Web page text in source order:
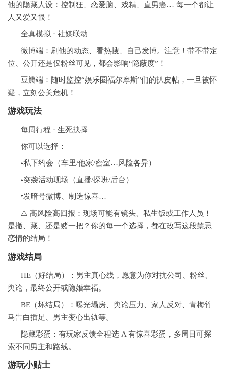
他的隐藏人设：控制狂、恋爱脑、戏精、直男癌… 每一个都让
人又爱又恨！
全真模拟 · 社媒联动
微博端：刷他的动态、看热搜、自己发博。注意！带不带定
位、公开还是仅粉丝可见，都会影响“隐蔽度”！
豆瓣端：随时监控“娱乐圈福尔摩斯”们的扒皮帖，一旦被怀
疑，立刻公关危机！
游戏玩法
每周行程 · 生死抉择
你可以选择：
▫️私下约会（车里/他家/密室…风险各异）
▫️突袭活动现场（直播/探班/后台）
▫️发暗号微博、制造惊喜…
⚠️ 高风险高回报：现场可能有镜头、私生饭或工作人员！
是撤、藏、还是赌一把？你的每一个选择，都在改写这段禁忌
恋情的结局！
游戏结局
HE（好结局）：男主真心线，愿意为你对抗公司、粉丝、
舆论，最终公开或隐婚幸福。
BE（坏结局）：曝光塌房、舆论压力、家人反对、青梅竹
马告白插足、男主变心出轨等。
隐藏彩蛋：有玩家反馈全程选 A 有惊喜彩蛋，多周目可探
索不同男主和路线。
游玩小贴士